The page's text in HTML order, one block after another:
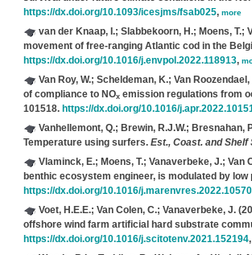
https://dx.doi.org/10.1093/icesjms/fsab025, more
van der Knaap, I.; Slabbekoorn, H.; Moens, T.;
movement of free-ranging Atlantic cod in the
https://dx.doi.org/10.1016/j.envpol.2022.118913,
Van Roy, W.; Scheldeman, K.; Van
of compliance to NOxemission regulations from
101518. https://dx.doi.org/10.1016/
Vanhellemont, Q.; Brewin, R.J.W.; Bresnahan,
Temperature using surfers. Est., Coast. and Shelf
Vlaminck, E.; Moens, T.; Vanaverbeke, J.; Van
benthic ecosystem engineer, is modulated by low
https://dx.doi.org/10.1016/
Voet, H.E.E.; Van Colen, C.; Vanaverbeke, J.
offshore wind farm artificial hard substrate
https://dx.doi.org/10.1016/j.scitotenv.2021.152194,